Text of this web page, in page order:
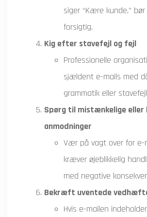
siger “Kære kunde,”
forsigtig.
Kig efter stavefejl og fejl
Professionelle
sjældent e-mails med
grammatik eller
Spørg til mistænkelige eller
anmodninger
Vær på vagt over for e-
kræver øjeblikkelig
med negative
Bekræft uventede
Hvis e-mailen